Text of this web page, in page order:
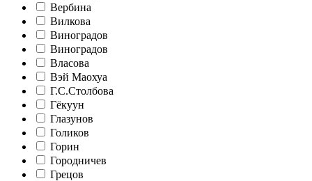
Вербина
Вилкова
Виноградов
Виноградов
Власова
Вэй Маохуа
Г.С.Столбова
Гёкуун
Глазунов
Голиков
Горин
Городничев
Грецов